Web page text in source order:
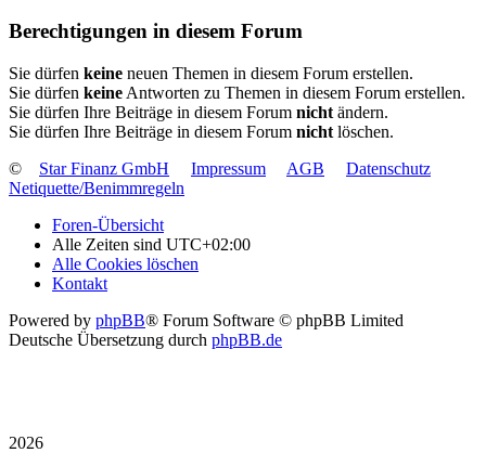
Berechtigungen in diesem Forum
Sie dürfen keine neuen Themen in diesem Forum erstellen.
Sie dürfen keine Antworten zu Themen in diesem Forum erstellen.
Sie dürfen Ihre Beiträge in diesem Forum nicht ändern.
Sie dürfen Ihre Beiträge in diesem Forum nicht löschen.
©
Star Finanz GmbH Impressum AGB
Datenschutz
Netiquette/Benimmregeln
Foren-Übersicht
Alle Zeiten sind UTC+02:00
Alle Cookies löschen
Kontakt
Powered by phpBB® Forum Software © phpBB Limited
Deutsche Übersetzung durch phpBB.de
2026